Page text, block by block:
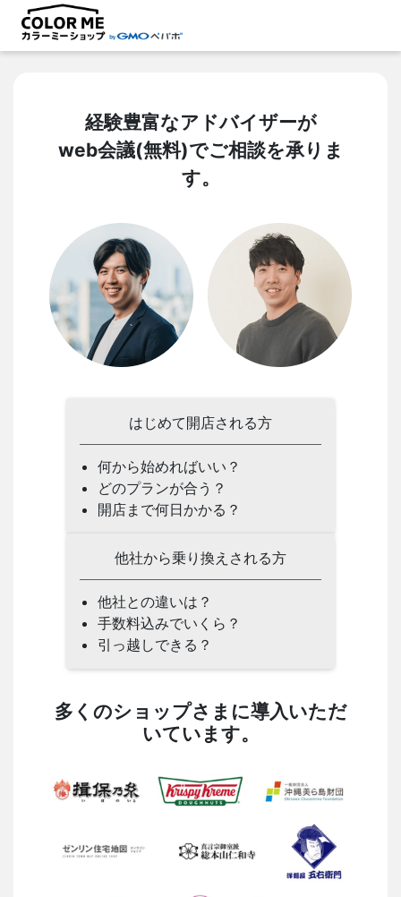
経験豊富なアドバイザーが
web会議(無料)でご相談を承りま
す。
はじめて開店される方
何から始めればいい？
どのプランが合う？
開店まで何日かかる？
他社から乗り換えされる方
他社との違いは？
手数料込みでいくら？
引っ越しできる？
多くのショップさまに導入いただ
いています。